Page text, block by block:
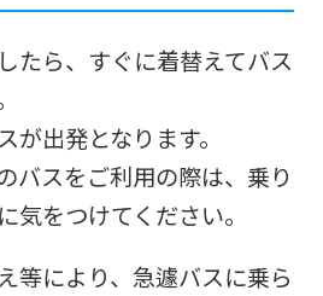
たら、すぐに着替えてバス
が出発となります。
バスをご利用の際は、乗り
気をつけてください。
等により、急遽バスに乗ら